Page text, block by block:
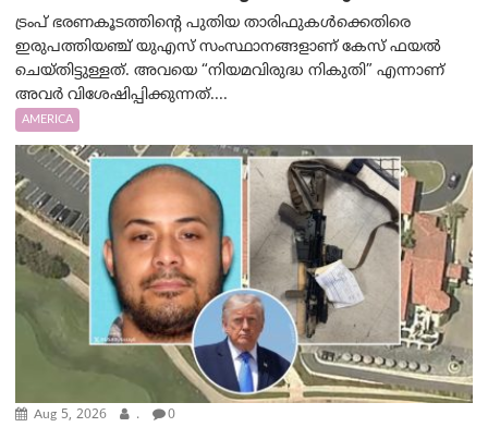
ട്രംപ് ഭരണകൂടത്തിന്റെ പുതിയ താരിഫുകൾക്കെതിരെ
ഇരുപത്തിയഞ്ച് യുഎസ് സംസ്ഥാനങ്ങളാണ് കേസ് ഫയൽ
ചെയ്തിട്ടുള്ളത്. അവയെ “നിയമവിരുദ്ധ നികുതി” എന്നാണ്
അവര്‍ വിശേഷിപ്പിക്കുന്നത്....
AMERICA
Aug 5, 2026 . 0